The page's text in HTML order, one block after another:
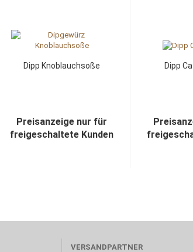
Dipp Knoblauchsoße
Preisanzeige nur für
freigeschaltete Kunden
Dipp
VERSANDPARTNER